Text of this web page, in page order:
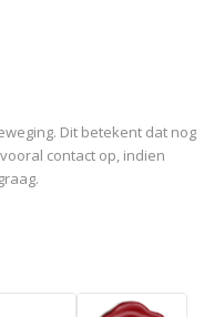
Dit betekent dat nog
contact op, indien